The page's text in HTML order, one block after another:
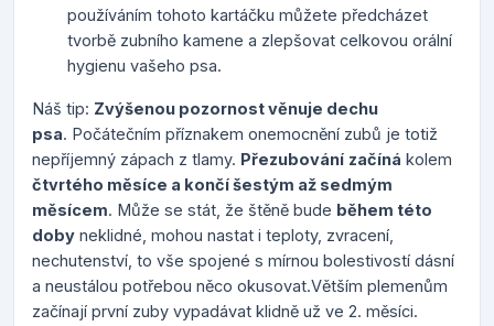
používáním tohoto kartáčku můžete předcházet
tvorbě zubního kamene a zlepšovat celkovou orální
hygienu vašeho psa.
Náš tip: Zvýšenou pozornost věnuje dechu
psa. Počátečním příznakem onemocnění zubů je totiž
nepříjemný zápach z tlamy. Přezubování začíná kolem
čtvrtého měsíce a končí šestým až sedmým
měsícem. Může se stát, že štěně bude během této
doby neklidné, mohou nastat i teploty, zvracení,
nechutenství, to vše spojené s mírnou bolestivostí dásní
a neustálou potřebou něco okusovat.Větším plemenům
začínají první zuby vypadávat klidně už ve 2. měsíci.